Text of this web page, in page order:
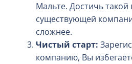
Мальте. Достичь такой
существующей
сложнее.
Чистый старт:
компанию, Вы